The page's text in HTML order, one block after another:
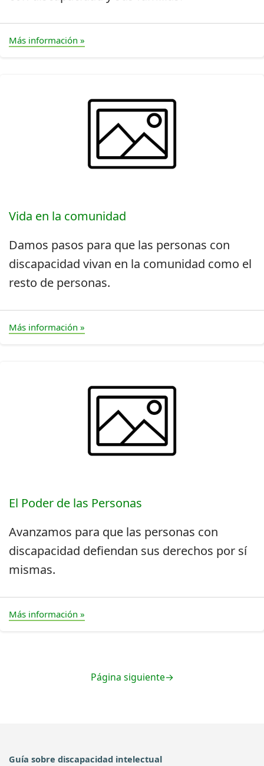
Más información »
Vida en la comunidad
Damos pasos para que las personas con
discapacidad vivan en la comunidad como el
resto de personas.
Más información »
El Poder de las Personas
Avanzamos para que las personas con
discapacidad defiendan sus derechos por sí
mismas.
Más información »
Página siguiente→
Guía sobre discapacidad intelectual